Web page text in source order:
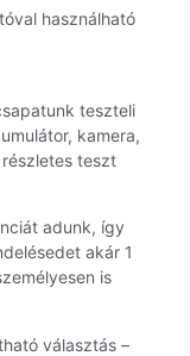
használható
teszteli
kamera,
teszt
adunk, így
akár 1
is
választás –